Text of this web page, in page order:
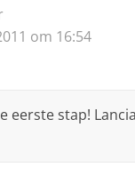
om 16:54
eerste stap!